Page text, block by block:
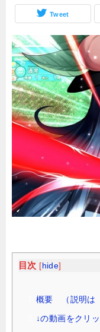
Tweet
目次 [ hide]
概要 （説明は
↓の動画をクリ